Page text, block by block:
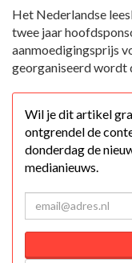
Het Nederlandse
twee jaar
aanmoedigingsprijs
georganiseerd wordt
Wil je dit artikel
ontgrendel de
donderdag de
medianieuws.